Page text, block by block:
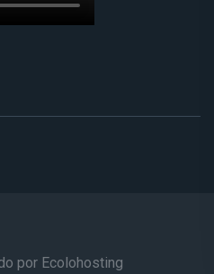
por Ecolohosting